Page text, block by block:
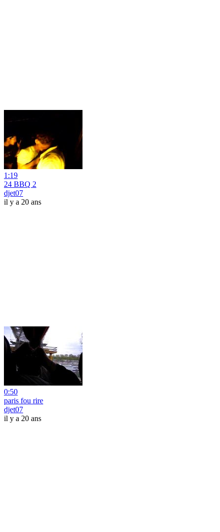
1:19
24 BBQ 2
djet07
il y a 20 ans
0:50
paris fou rire
djet07
il y a 20 ans